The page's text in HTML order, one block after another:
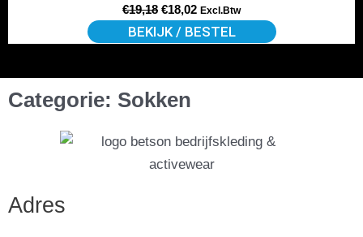
€19,18 €18,02 Excl.Btw
BEKIJK / BESTEL
Deze
optie
gekozen
worden
de
productpagina
Categorie: Sokken
Adres